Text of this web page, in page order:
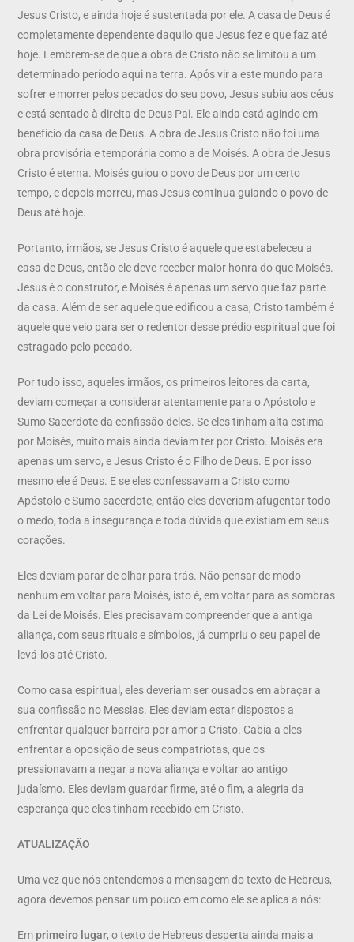
Jesus Cristo, e ainda hoje é sustentada por ele. A casa de Deus é
completamente dependente daquilo que Jesus fez e que faz até
hoje. Lembrem-se de que a obra de Cristo não se limitou a um
determinado período aqui na terra. Após vir a este mundo para
sofrer e morrer pelos pecados do seu povo, Jesus subiu aos céus
e está sentado à direita de Deus Pai. Ele ainda está agindo em
benefício da casa de Deus. A obra de Jesus Cristo não foi uma
obra provisória e temporária como a de Moisés. A obra de Jesus
Cristo é eterna. Moisés guiou o povo de Deus por um certo
tempo, e depois morreu, mas Jesus continua guiando o povo de
Deus até hoje.
Portanto, irmãos, se Jesus Cristo é aquele que estabeleceu a
casa de Deus, então ele deve receber maior honra do que Moisés.
Jesus é o construtor, e Moisés é apenas um servo que faz parte
da casa. Além de ser aquele que edificou a casa, Cristo também é
aquele que veio para ser o redentor desse prédio espiritual que foi
estragado pelo pecado.
Por tudo isso, aqueles irmãos, os primeiros leitores da carta,
deviam começar a considerar atentamente para o Apóstolo e
Sumo Sacerdote da confissão deles. Se eles tinham alta estima
por Moisés, muito mais ainda deviam ter por Cristo. Moisés era
apenas um servo, e Jesus Cristo é o Filho de Deus. E por isso
mesmo ele é Deus. E se eles confessavam a Cristo como
Apóstolo e Sumo sacerdote, então eles deveriam afugentar todo
o medo, toda a insegurança e toda dúvida que existiam em seus
corações.
Eles deviam parar de olhar para trás. Não pensar de modo
nenhum em voltar para Moisés, isto é, em voltar para as sombras
da Lei de Moisés. Eles precisavam compreender que a antiga
aliança, com seus rituais e símbolos, já cumpriu o seu papel de
levá-los até Cristo.
Como casa espiritual, eles deveriam ser ousados em abraçar a
sua confissão no Messias. Eles deviam estar dispostos a
enfrentar qualquer barreira por amor a Cristo. Cabia a eles
enfrentar a oposição de seus compatriotas, que os
pressionavam a negar a nova aliança e voltar ao antigo
judaísmo. Eles deviam guardar firme, até o fim, a alegria da
esperança que eles tinham recebido em Cristo.
ATUALIZAÇÃO
Uma vez que nós entendemos a mensagem do texto de Hebreus,
agora devemos pensar um pouco em como ele se aplica a nós:
Em primeiro lugar, o texto de Hebreus desperta ainda mais a